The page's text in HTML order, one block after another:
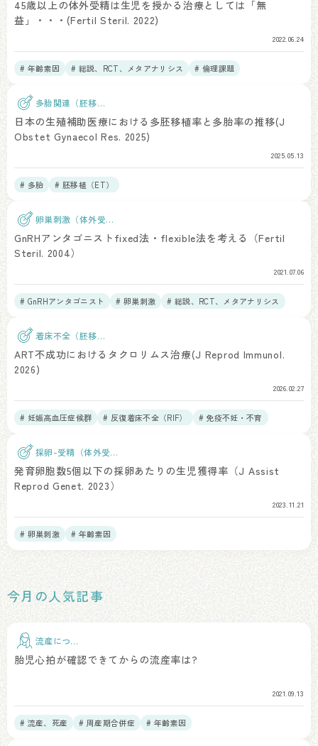
45歳以上の体外受精は生児を授かる治療としては「無
益」・・・(Fertil Steril. 2022)
2022.06.24
# 年齢素因 # 総説、RCT、メタアナリシス # 倫理課題
多胎関連（胚移
植）
日本の生殖補助医療における多胚移植率と多胎率の推移(J
Obstet Gynaecol Res. 2025)
2025.05.13
# 多胎 # 胚移植（ET）
卵巣刺激（体外受
GnRHアンタゴニストfixed法・flexible法を考える（Fertil
Steril. 2004）
2021.07.06
# GnRHアンタゴニスト # 卵巣刺激 # 総説、RCT、メタアナリシス
着床不全（胚移
植）
ART不成功におけるタクロリムス治療(J Reprod Immunol.
2026)
2026.02.27
# 妊娠高血圧症候群 # 反復着床不全（RIF）
# 免疫不妊・不育
採卵-受精（体外受
精）
発育卵胞数5個以下の採卵あたりの生児獲得率（J Assist
Reprod Genet. 2023）
2023.11.21
# 卵巣刺激 # 年齢素因
今月の人気記事
流産につい
胎児心拍が確認できてからの流産率は?
2021.09.13
# 流産、死産 # 周産期合併症 # 年齢素因